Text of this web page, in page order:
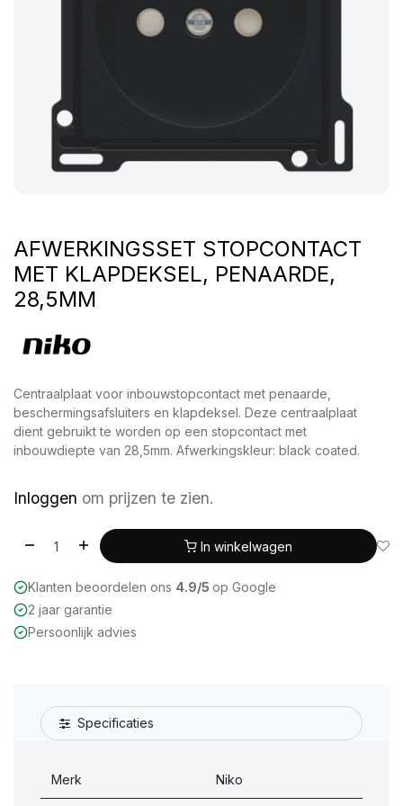
AFWERKINGSSET STOPCONTACT
MET KLAPDEKSEL, PENAARDE,
28,5MM
Centraalplaat voor inbouwstopcontact met penaarde,
beschermingsafsluiters en klapdeksel. Deze centraalplaat
dient gebruikt te worden op een stopcontact met
inbouwdiepte van 28,5mm. Afwerkingskleur: black coated.
Inloggen om prijzen te zien.
In winkelwagen
Klanten beoordelen ons 4.9/5 op Google
2 jaar garantie
Persoonlijk advies
Specificaties
Merk Niko